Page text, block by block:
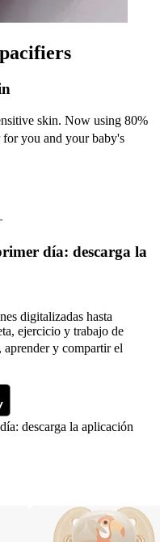
skin. Now using 80%
for you and your baby's
día: descarga la
digitalizadas hasta
ejercicio y trabajo de
aprender y compartir el